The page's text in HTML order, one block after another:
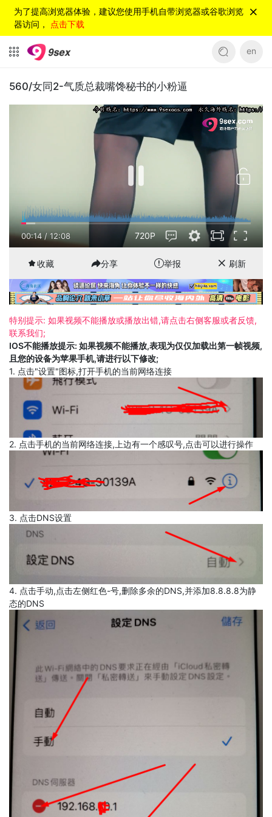
为了提高浏览器体验，建议您使用手机自带浏览器或谷歌浏览
器访问， 点击下载
en
560/女同2-气质总裁嘴馋秘书的小粉逼
00:15/12:08 720P
收藏 分享 举报 刷新
特别提示: 如果视频不能播放或播放出错,请点击右侧客服或者反馈,
联系我们;
IOS不能播放提示: 如果视频不能播放,表现为仅仅加载出第一帧视频,
且您的设备为苹果手机,请进行以下修改;
1. 点击"设置"图标,打开手机的当前网络连接
2. 点击手机的当前网络连接,上边有一个感叹号,点击可以进行操作
3. 点击DNS设置
4. 点击手动,点击左侧红色-号,删除多余的DNS,并添加8.8.8.8为静
态的DNS